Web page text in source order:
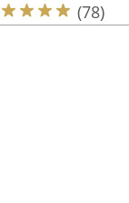
(78)